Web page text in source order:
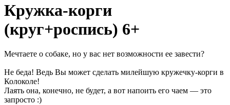
Кружка-корги
(круг+роспись) 6+
Мечтаете о собаке, но у вас нет возможности ее завести?
Не беда! Ведь Вы может сделать милейшую кружечку-корги в
Колоколе!
Лаять она, конечно, не будет, а вот напоить его чаем — это
запросто :)